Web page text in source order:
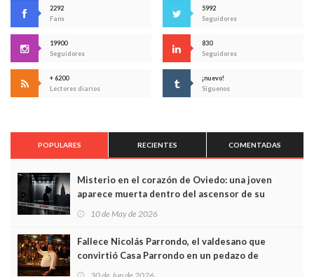
2292
Fans
5992
Seguidores
19900
Seguidores
830
Seguidores
+ 6200
Lectores diarios
¡nuevo!
Síguenos
POPULARES RECIENTES COMENTADAS
Misterio en el corazón de Oviedo: una joven
aparece muerta dentro del ascensor de su
10 de May de 2026
Fallece Nicolás Parrondo, el valdesano que
convirtió Casa Parrondo en un pedazo de